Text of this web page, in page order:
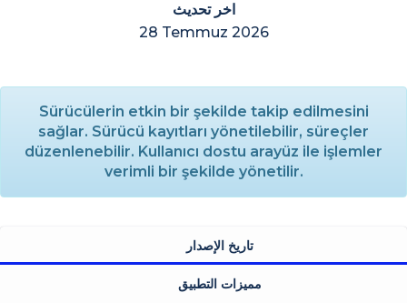
اخر تحديث
28 Temmuz 2026
Sürücülerin etkin bir şekilde takip edilmesini
sağlar. Sürücü kayıtları yönetilebilir, süreçler
düzenlenebilir. Kullanıcı dostu arayüz ile işlemler
verimli bir şekilde yönetilir.
تاريخ الإصدار
مميزات التطبيق